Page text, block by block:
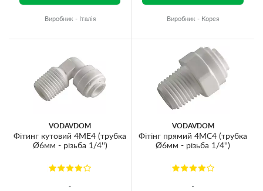
Виробник - Італія Виробник - Корея
VODAVDOM
Фітинг кутовий 4ME4 (трубка
Ø6мм - різьба 1/4'')
VODAVDOM
Фітінг прямий 4MC4 (трубка
Ø6мм - різьба 1/4'')